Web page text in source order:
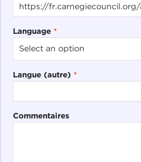
Language *
Langue (autre) *
Commentaires